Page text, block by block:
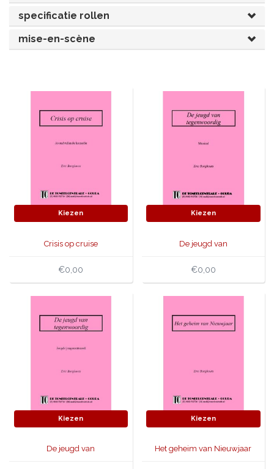
UITGELICHT!
OVERIG (30'-75')
UITGELICHT!
KOSTUUMSTUK
MUSICAL
SINTERKLAASTONEEL
HANDBOEKEN
THEATERBOEKEN
RECHTEN REGELEN
specificatie rollen
mise-en-scène
Kiezen
Crisis op cruise
€0,00
Kiezen
De jeugd van
€0,00
Kiezen
De jeugd van
Kiezen
Het geheim van Nieuwjaar